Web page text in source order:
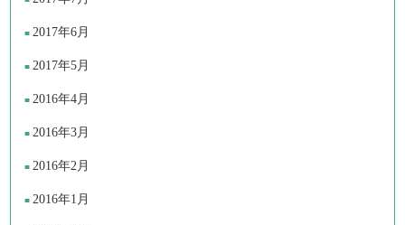
2017年6月
2017年5月
2016年4月
2016年3月
2016年2月
2016年1月